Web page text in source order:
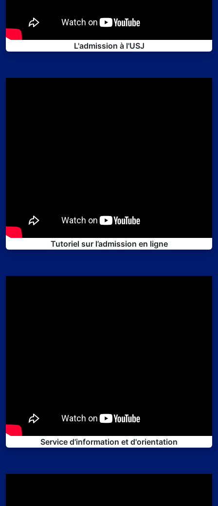
L'admission à l'USJ
Tutoriel sur l’admission en ligne
Service d'information et d'orientation